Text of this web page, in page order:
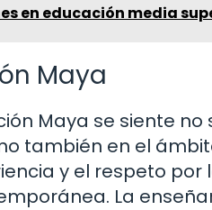
en educación media
Maya
Maya se siente no
también en el
y el respeto
La